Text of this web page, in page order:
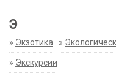
Э
» Экзотика »
» Экскурсии